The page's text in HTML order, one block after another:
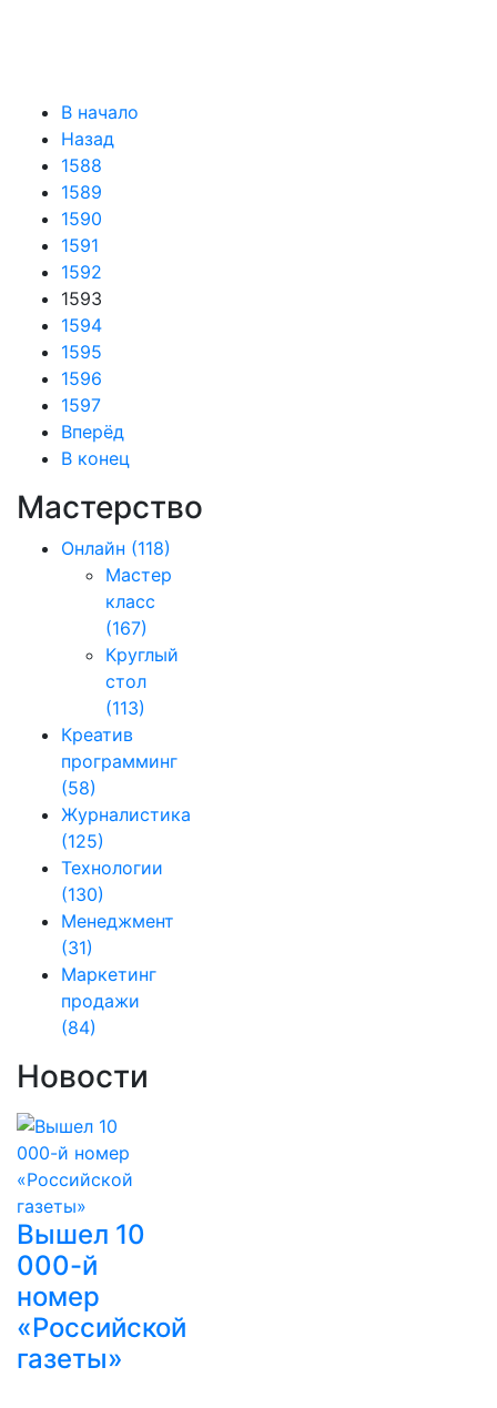
В начало
Назад
1588
1589
1590
1591
1592
1593
1594
1595
1596
1597
Вперёд
В конец
Мастерство
Онлайн (118)
Мастер
класс
(167)
Круглый
стол
(113)
Креатив
программинг
(58)
Журналистика
(125)
Технологии
(130)
Менеджмент
(31)
Маркетинг
продажи
(84)
Новости
Вышел 10
000-й
номер
«Российской
газеты»